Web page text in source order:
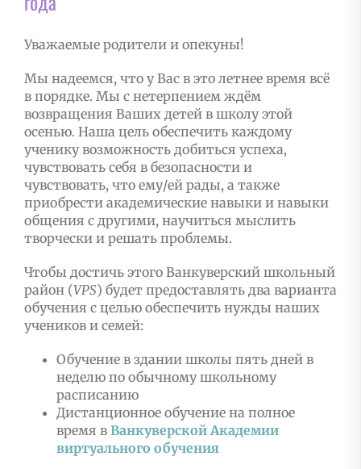
Уважаемые родители и опекуны!
Мы надеемся, что у Вас в это летнее время всё
в порядке. Мы с нетерпением ждём
возвращения Ваших детей в школу этой
осенью. Наша цель обеспечить каждому
ученику возможность добиться успеха,
чувствовать себя в безопасности и
чувствовать, что ему/ей рады, а также
приобрести академические навыки и навыки
общения с другими, научиться мыслить
творчески и решать проблемы.
Чтобы достичь этого Ванкуверский школьный
район (VPS) будет предоставлять два варианта
обучения с целью обеспечить нужды наших
учеников и семей:
Обучение в здании школы пять дней в
неделю по обычному школьному
расписанию
Дистанционное обучение на полное
время в Ванкуверской Академии
виртуального обучения